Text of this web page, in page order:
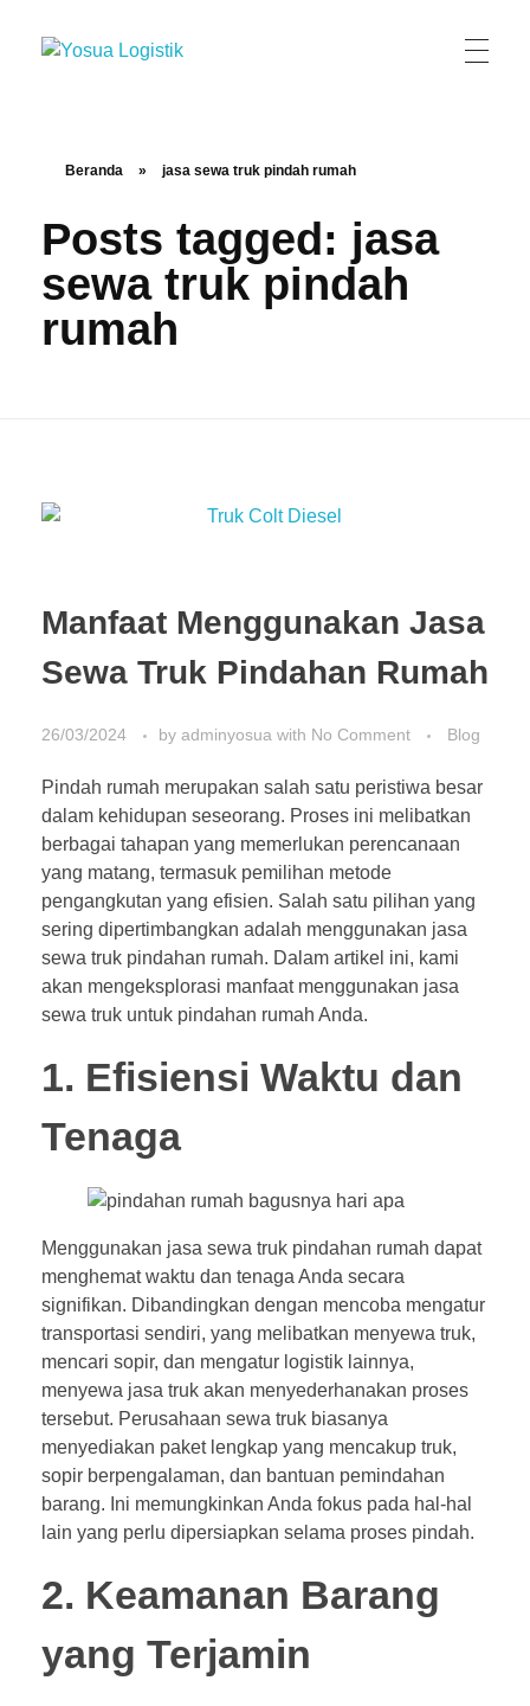
Beranda » jasa sewa truk pindah rumah
Posts tagged: jasa
sewa truk pindah
rumah
Manfaat Menggunakan Jasa
Sewa Truk Pindahan Rumah
26/03/2024 by adminyosua with No Comment Blog
Pindah rumah merupakan salah satu peristiwa besar
dalam kehidupan seseorang. Proses ini melibatkan
berbagai tahapan yang memerlukan perencanaan
yang matang, termasuk pemilihan metode
pengangkutan yang efisien. Salah satu pilihan yang
sering dipertimbangkan adalah menggunakan jasa
sewa truk pindahan rumah. Dalam artikel ini, kami
akan mengeksplorasi manfaat menggunakan jasa
sewa truk untuk pindahan rumah Anda.
1. Efisiensi Waktu dan
Tenaga
Menggunakan jasa sewa truk pindahan rumah dapat
menghemat waktu dan tenaga Anda secara
signifikan. Dibandingkan dengan mencoba mengatur
transportasi sendiri, yang melibatkan menyewa truk,
mencari sopir, dan mengatur logistik lainnya,
menyewa jasa truk akan menyederhanakan proses
tersebut. Perusahaan sewa truk biasanya
menyediakan paket lengkap yang mencakup truk,
sopir berpengalaman, dan bantuan pemindahan
barang. Ini memungkinkan Anda fokus pada hal-hal
lain yang perlu dipersiapkan selama proses pindah.
2. Keamanan Barang
yang Terjamin